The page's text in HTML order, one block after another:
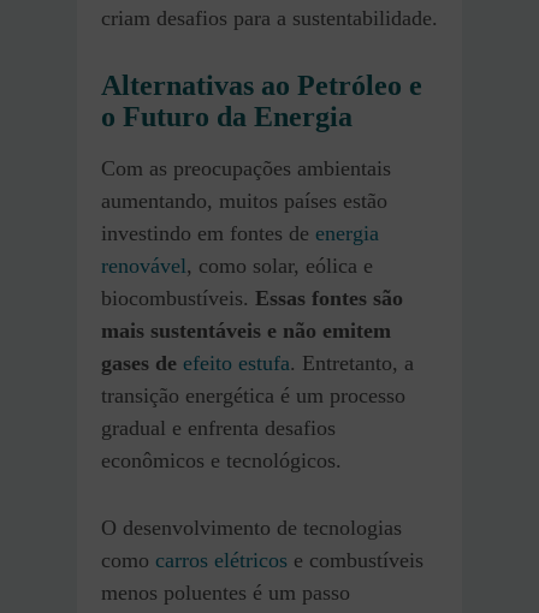
criam desafios para a sustentabilidade.
Alternativas ao Petróleo e
o Futuro da Energia
Com as preocupações ambientais
aumentando, muitos países estão
investindo em fontes de energia
renovável, como solar, eólica e
biocombustíveis. Essas fontes são
mais sustentáveis e não emitem
gases de efeito estufa. Entretanto, a
transição energética é um processo
gradual e enfrenta desafios
econômicos e tecnológicos.
O desenvolvimento de tecnologias
como carros elétricos e combustíveis
menos poluentes é um passo